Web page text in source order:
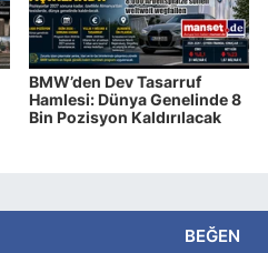
BMW’den Dev Tasarruf
Hamlesi: Dünya Genelinde 8
Bin Pozisyon Kaldırılacak
BEĞEN